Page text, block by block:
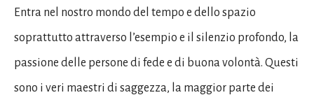
Entra nel nostro mondo del tempo e dello spazio
soprattutto attraverso l’esempio e il silenzio profondo, la
passione delle persone di fede e di buona volontà. Questi
sono i veri maestri di saggezza, la maggior parte dei